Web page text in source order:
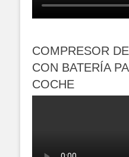
COMPRESOR
CON BATERÍA
COCHE